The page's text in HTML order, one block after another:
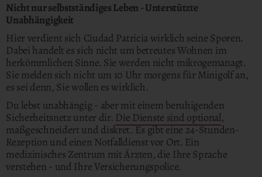
Nicht nur selbstständiges Leben - Unterstützte
Unabhängigkeit
Hier verdient sich Ciudad Patricia wirklich seine Sporen.
Dabei handelt es sich nicht um betreutes Wohnen im
herkömmlichen Sinne. Sie werden nicht mikrogemanagt.
Sie melden sich nicht um 10 Uhr morgens für Minigolf an,
es sei denn, Sie wollen es wirklich.
Du lebst unabhängig - aber mit einem beruhigenden
Sicherheitsnetz unter dir. Die Dienste sind optional,
maßgeschneidert und diskret. Es gibt eine 24-Stunden-
Rezeption und einen Notfalldienst vor Ort. Ein
medizinisches Zentrum mit Ärzten, die Ihre Sprache
verstehen - und Ihre Versicherungspolice.